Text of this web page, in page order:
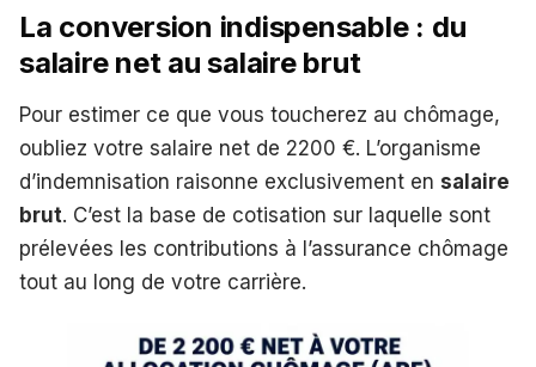
La conversion indispensable : du
salaire net au salaire brut
Pour estimer ce que vous toucherez au chômage,
oubliez votre salaire net de 2200 €. L’organisme
d’indemnisation raisonne exclusivement en salaire
brut. C’est la base de cotisation sur laquelle sont
prélevées les contributions à l’assurance chômage
tout au long de votre carrière.